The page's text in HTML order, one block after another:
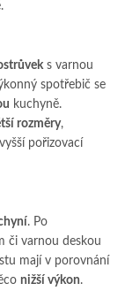
s varnou
spotřebič se
kuchyně.
rozměry,
pořizovací
. Po
či varnou deskou
mají v porovnání
nižší výkon.